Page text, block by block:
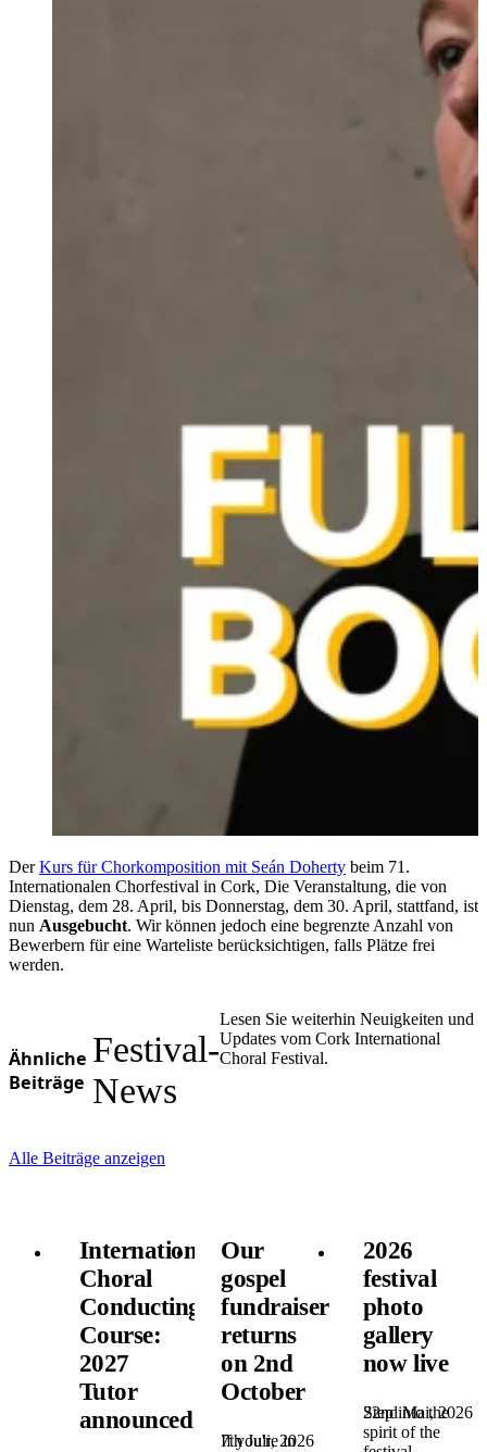
DerKurs für Chorkomposition mit Seán Doherty beim 71.
Internationalen Chorfestival in Cork, Die Veranstaltung, die von
Dienstag, dem 28. April, bis Donnerstag, dem 30. April, stattfand, ist
nun Ausgebucht. Wir können jedoch eine begrenzte Anzahl von
Bewerbern für eine Warteliste berücksichtigen, falls Plätze frei
werden.
Ähnliche
Beiträge
Festival-
News
Lesen Sie weiterhin Neuigkeiten und
Updates vom Cork International
Choral Festival.
Alle Beiträge anzeigen
International
Choral
Conducting
Course:
2027
Tutor
announced!
Our
gospel
fundraiser
returns
on 2nd
October
7th Juli, 2026
If you're in
2026
festival
photo
gallery
now live
22nd Mai, 2026
Step into the
spirit of the